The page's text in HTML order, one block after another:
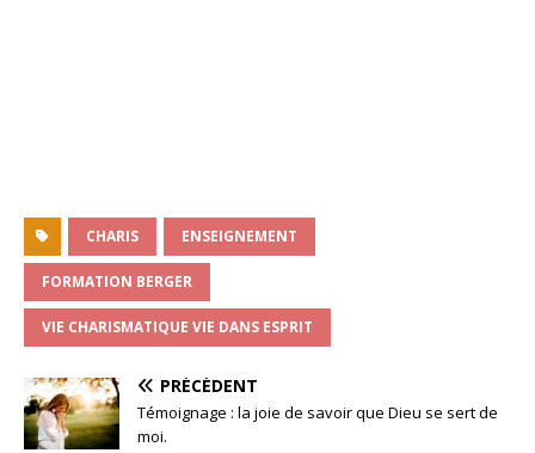
CHARIS ENSEIGNEMENT
FORMATION BERGER
VIE CHARISMATIQUE VIE DANS ESPRIT
PRÉCÉDENT
Témoignage : la joie de savoir que Dieu se sert de
moi.